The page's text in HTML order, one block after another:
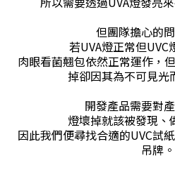
但團隊擔心的
若UVA燈正常但UVC
肉眼看菌翹包依然正常運作，
掉卻因其為不可見
開發產品需要對
燈壞掉就該被發現、
因此我們便尋找合適的UVC試
吊牌。